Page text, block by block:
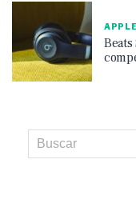
APPLE